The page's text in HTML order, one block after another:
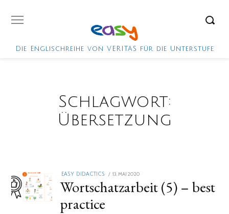
Die Englischreihe von VERITAS für die Unterstufe
Schlagwort:
Übersetzung
EASY DIDACTICS
POSTED
13. MAI 2020
FEBRUAR
2021
Wortschatzarbeit (5) – best
practice